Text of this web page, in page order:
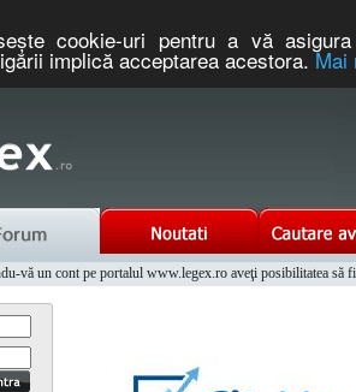
cookie-uri pentru a vă
implică acceptarea acestora.Mai
vă un cont pe portalul www.legex.ro aveţi posibilitatea să